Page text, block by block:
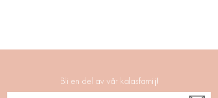
Bli en del av vår kalasfamilj!